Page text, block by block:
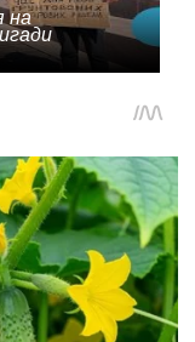
на